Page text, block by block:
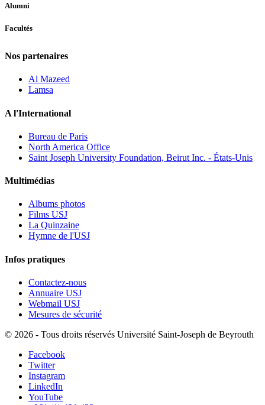
Alumni
Facultés
Nos partenaires
Al Mazeed
Lamsa
A l'International
Bureau de Paris
North America Office
Saint Joseph University Foundation, Beirut Inc. - États-Unis
Multimédias
Albums photos
Films USJ
La Quinzaine
Hymne de l'USJ
Infos pratiques
Contactez-nous
Annuaire USJ
Webmail USJ
Mesures de sécurité
© 2026 - Tous droits réservés Université Saint-Joseph de Beyrouth
Facebook
Twitter
Instagram
LinkedIn
YouTube